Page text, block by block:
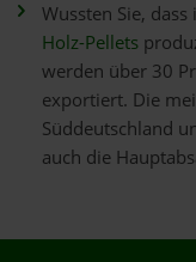
Wussten Sie,
Holz-Pellets
werden über 30
exportiert. Die
Süddeutschland
auch die